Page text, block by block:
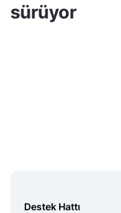
sürüyor
Destek Hattı